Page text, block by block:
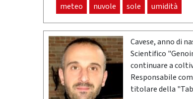
meteo nuvole sole umidità
Cavese, anno di
Scientifico
continuare a
Responsabile
titolare della